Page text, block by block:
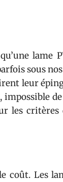
lame
sous
leur
impossible
les
coût. Les